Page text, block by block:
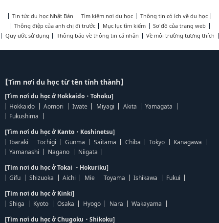
Tin tức du học Nhật Bản Tìm kiếm nơi du học
Thông tin có ích về du học
Thông điệp của anh chị đi trước
Mục lục tìm kiếm
Sơ đồ của trang web
Quy ước sử dụng
Thông báo về thông tin cá nhân Về môi trường tương thích
【Tìm nơi du học từ tên tỉnh thành】
[Tìm nơi du học ở Hokkaido・Tohoku]
Hokkaido
Aomori Iwate Miyagi Akita
Yamagata
Fukushima
[Tìm nơi du học ở Kanto・Koshinetsu]
Ibaraki
Tochigi Gunma Saitama Chiba Tokyo
Kanagawa
Yamanashi
Nagano
Niigata
[Tìm nơi du học ở Tokai ・Hokuriku]
Gifu
Shizuoka Aichi Mie Toyama Ishikawa
Fukui
[Tìm nơi du học ở Kinki]
Shiga
Kyoto Osaka Hyogo Nara
Wakayama
[Tìm nơi du học ở Chugoku・Shikoku]